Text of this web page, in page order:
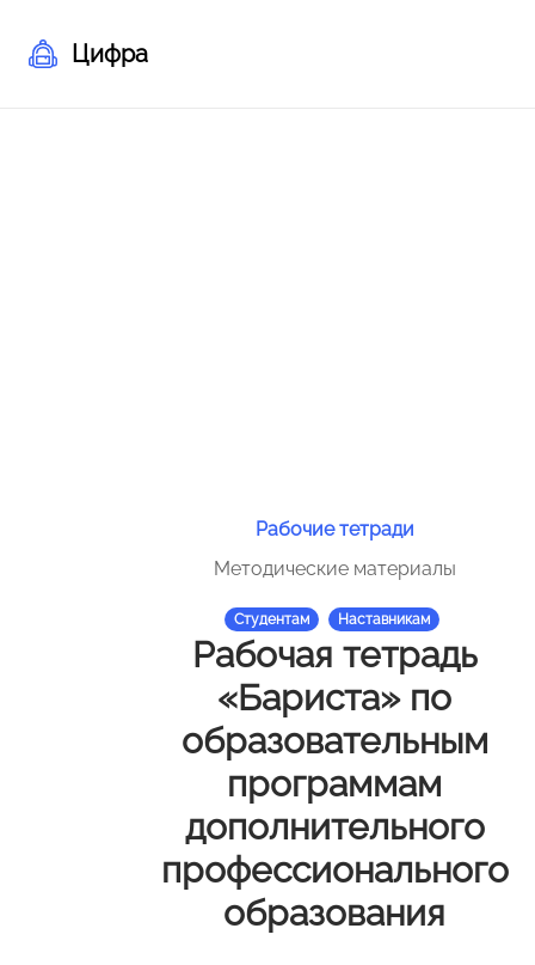
Цифра
Рабочие тетради
Методические материалы
Студентам Наставникам
Рабочая тетрадь
«Бариста» по
образовательным
программам
дополнительного
профессионального
образования